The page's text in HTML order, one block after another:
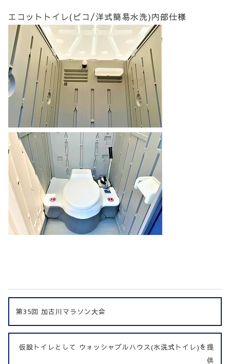
エコットトイレ(ピコ/洋式簡易水洗)内部仕様
第35回 加古川マラソン大会
仮設トイレとして ウォッシャブルハウス(水洗式トイレ)を提
供